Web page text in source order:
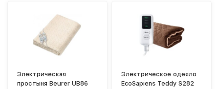
Электрическая
простыня Beurer UB86
Электрическое одеяло
EcoSapiens Teddy S282